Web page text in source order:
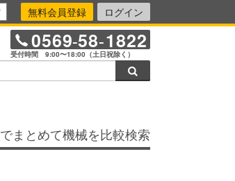
無料会員登録 ログイン
0569-58-1822
受付時間 9:00〜18:00（土日祝除く）
まとめて機械を比較検索